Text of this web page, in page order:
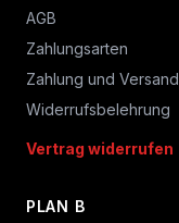
AGB
Zahlungsarten
Zahlung und Versand
Widerrufsbelehrung
Vertrag widerrufen
PLAN B